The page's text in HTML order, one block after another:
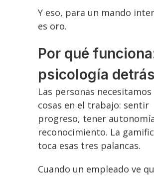
Y eso, para un mando
es oro.
Por qué
psicología detrás
Las personas
cosas en el trabajo: sentir
progreso, tener
reconocimiento. La
toca esas tres palancas.
Cuando un empleado ve